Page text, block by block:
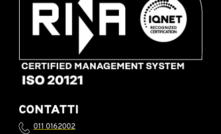
CONTATTI
011 0162002